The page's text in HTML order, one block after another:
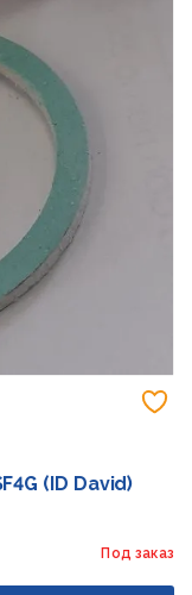
(ID David)
Под заказ